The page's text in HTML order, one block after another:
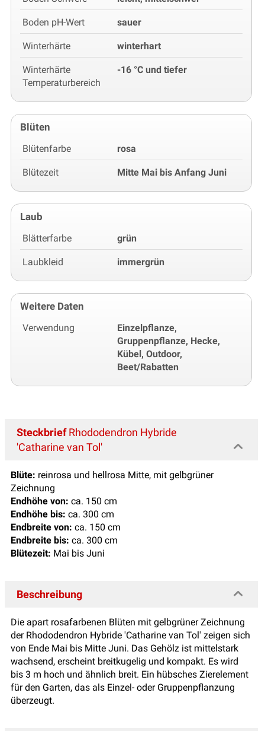
Boden pH-Wert sauer
Winterhärte winterhart
Winterhärte
Temperaturbereich
-16 °C und tiefer
Blüten
Blütenfarbe rosa
Blütezeit Mitte Mai bis Anfang Juni
Laub
Blätterfarbe grün
Laubkleid immergrün
Weitere Daten
Verwendung
Einzelpflanze,
Gruppenpflanze, Hecke,
Kübel, Outdoor,
Beet/Rabatten
SteckbriefRhododendron Hybride
'Catharine van Tol'
Blüte: reinrosa und hellrosa Mitte, mit gelbgrüner
Zeichnung
Endhöhe von: ca. 150 cm
Endhöhe bis: ca. 300 cm
Endbreite von: ca. 150 cm
Endbreite bis: ca. 300 cm
Blütezeit: Mai bis Juni
Beschreibung
Die apart rosafarbenen Blüten mit gelbgrüner Zeichnung
der Rhododendron Hybride 'Catharine van Tol' zeigen sich
von Ende Mai bis Mitte Juni. Das Gehölz ist mittelstark
wachsend, erscheint breitkugelig und kompakt. Es wird
bis 3 m hoch und ähnlich breit. Ein hübsches Zierelement
für den Garten, das als Einzel- oder Gruppenpflanzung
überzeugt.